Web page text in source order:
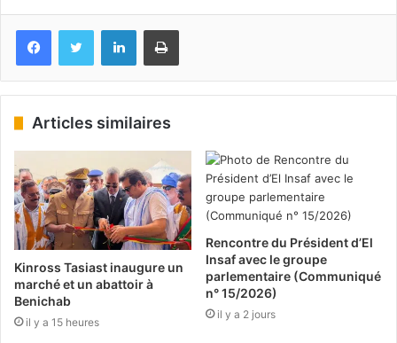
FacebookTwitter LinkedinImprimer
Articles similaires
Kinross Tasiast inaugure un
marché et un abattoir à
Benichab
il y a 15 heures
Rencontre du Président d’El
Insaf avec le groupe
parlementaire (Communiqué
n° 15/2026)
il y a 2 jours